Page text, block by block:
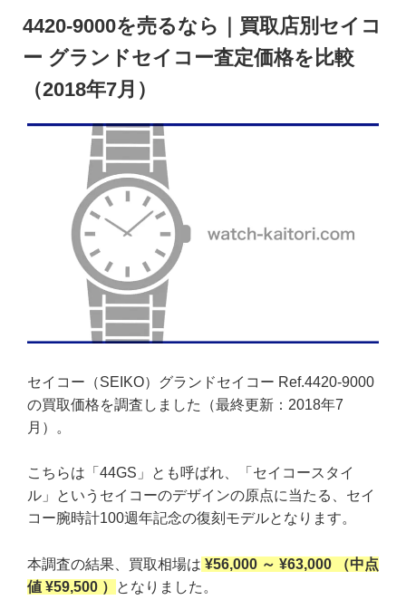
4420-9000を売るなら｜買取店別セイコ
ー グランドセイコー査定価格を比較
（2018年7月）
セイコー（SEIKO）グランドセイコー Ref.4420-9000
の買取価格を調査しました（最終更新：2018年7
月）。
こちらは「44GS」とも呼ばれ、「セイコースタイ
ル」というセイコーのデザインの原点に当たる、セイ
コー腕時計100週年記念の復刻モデルとなります。
本調査の結果、買取相場は ¥56,000 ～ ¥63,000 （中点
値 ¥59,500 ）
となりました。